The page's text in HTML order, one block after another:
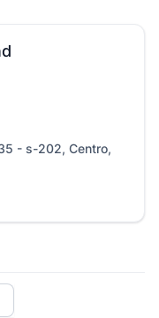
- s-202, Centro,